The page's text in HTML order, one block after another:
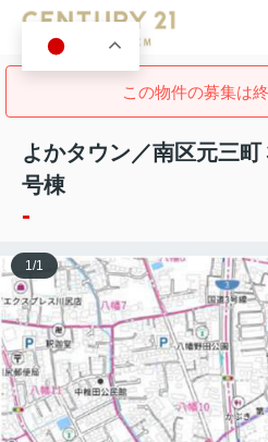
この物件の募集は
よかタウン／南区元三町
号棟
-
1/1